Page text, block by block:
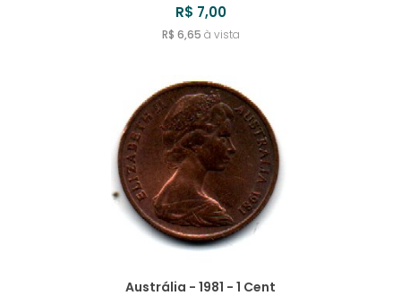
R$ 7,00
R$ 6,65 à vista
Austrália - 1981 - 1 Cent